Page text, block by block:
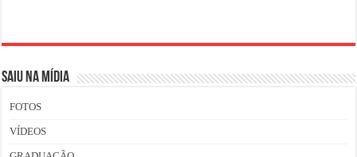
SAIU NA MÍDIA
FOTOS
VÍDEOS